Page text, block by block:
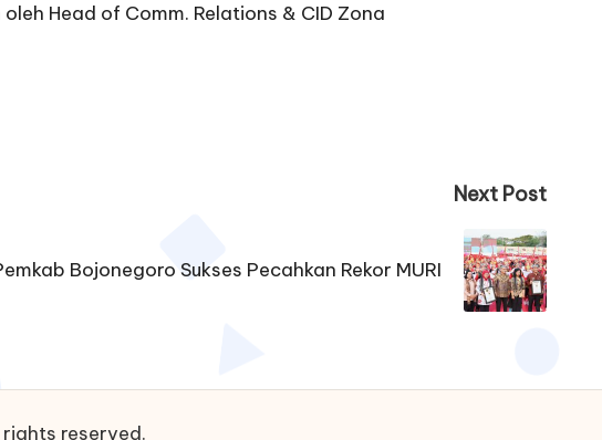
Head of Comm. Relations & CID Zona
Next Post
Bojonegoro Sukses Pecahkan Rekor MURI
reserved.